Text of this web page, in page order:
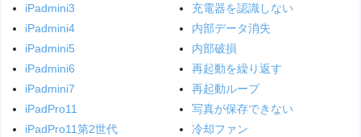
iPadmini3
iPadmini4
iPadmini5
iPadmini6
iPadmini7
iPadPro11
iPadPro11第2世代
充電器を認識しない
内部データ消失
内部破損
再起動を繰り返す
再起動ループ
写真が保存できない
冷却ファン